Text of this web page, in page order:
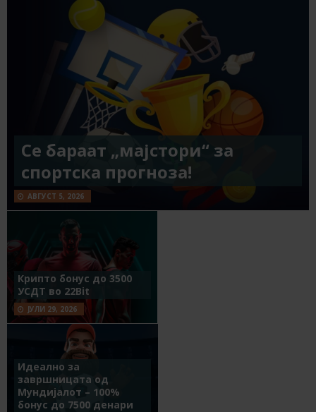
Се бараат „мајстори“ за
спортска прогноза!
АВГУСТ 5, 2026
Крипто бонус до 3500
УСДТ во 22Bit
ЈУЛИ 29, 2026
Идеално за
завршницата од
Мундијалот – 100%
бонус до 7500 денари